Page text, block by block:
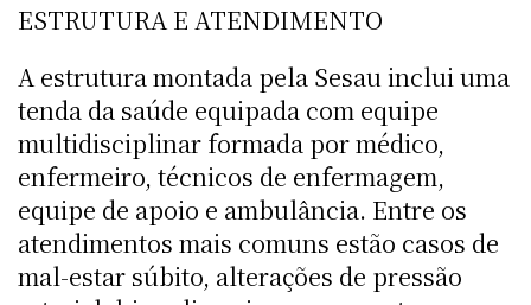
ESTRUTURA E ATENDIMENTO
A estrutura montada pela Sesau inclui uma
tenda da saúde equipada com equipe
multidisciplinar formada por médico,
enfermeiro, técnicos de enfermagem,
equipe de apoio e ambulância. Entre os
atendimentos mais comuns estão casos de
mal-estar súbito, alterações de pressão